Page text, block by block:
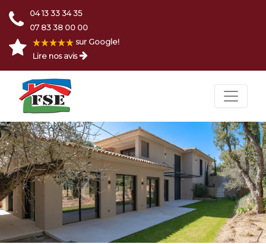
04 13 33 34 35
07 83 38 00 00
sur Google!
Lire nos avis